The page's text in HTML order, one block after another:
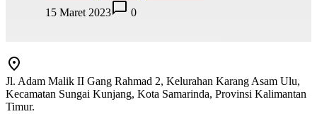
15 Maret 2023
0
Jl. Adam Malik II Gang Rahmad 2, Kelurahan Karang Asam Ulu,
Kecamatan Sungai Kunjang, Kota Samarinda, Provinsi Kalimantan
Timur.